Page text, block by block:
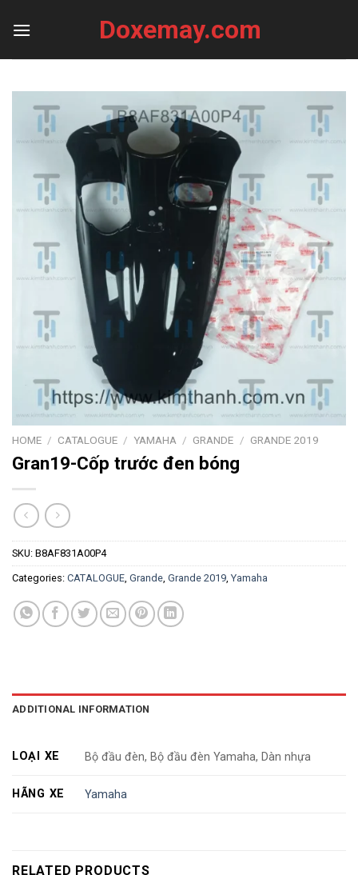
Doxemay.com
HOME / CATALOGUE / YAMAHA / GRANDE / GRANDE 2019
Gran19-Cốp trước đen bóng
SKU: B8AF831A00P4
Categories: CATALOGUE, Grande, Grande 2019, Yamaha
ADDITIONAL INFORMATION
LOẠI XE Bộ đầu đèn, Bộ đầu đèn Yamaha, Dàn nhựa
HÃNG XE Yamaha
RELATED PRODUCTS